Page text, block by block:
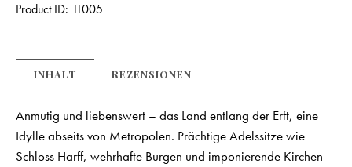
Product ID: 11005
INHALT REZENSIONEN
Anmutig und liebenswert – das Land entlang der Erft, eine
Idylle abseits von Metropolen. Prächtige Adelssitze wie
Schloss Harff, wehrhafte Burgen und imponierende Kirchen